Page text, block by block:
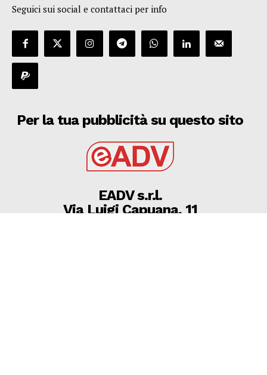
Seguici sui social e contattaci per info
Per la tua pubblicità su questo sito
EADV s.r.l.
Via Luigi Capuana, 11